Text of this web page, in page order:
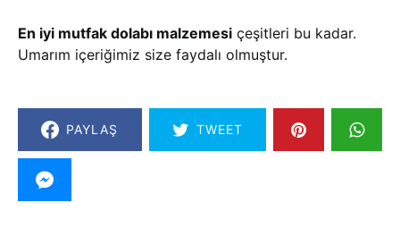
En iyi mutfak dolabı malzemesi çeşitleri bu kadar.
Umarım içeriğimiz size faydalı olmuştur.
PAYLAŞ TWEET